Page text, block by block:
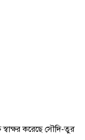
করেছে সৌদি-তুরস্ক-